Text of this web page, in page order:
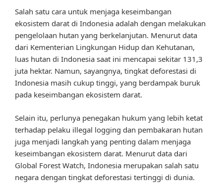
Salah satu cara untuk menjaga keseimbangan
ekosistem darat di Indonesia adalah dengan melakukan
pengelolaan hutan yang berkelanjutan. Menurut data
dari Kementerian Lingkungan Hidup dan Kehutanan,
luas hutan di Indonesia saat ini mencapai sekitar 131,3
juta hektar. Namun, sayangnya, tingkat deforestasi di
Indonesia masih cukup tinggi, yang berdampak buruk
pada keseimbangan ekosistem darat.
Selain itu, perlunya penegakan hukum yang lebih ketat
terhadap pelaku illegal logging dan pembakaran hutan
juga menjadi langkah yang penting dalam menjaga
keseimbangan ekosistem darat. Menurut data dari
Global Forest Watch, Indonesia merupakan salah satu
negara dengan tingkat deforestasi tertinggi di dunia.